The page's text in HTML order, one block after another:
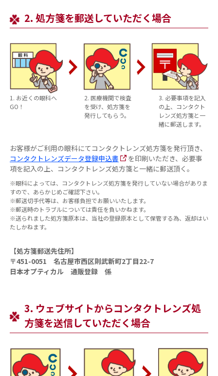
2. 処方箋を郵送していただく場合
1 . お近くの眼科へ
GO！
2. 医療機関で検査
を受け、処方箋を
発行してもらう。
3. 必要事項を記入
の上、コンタクト
レンズ処方箋と一
緒に郵送します。
お客様がご利用の眼科にてコンタクトレンズ処方箋を発行頂き、
コンタクトレンズデータ登録申込書
を印刷いただき、必要事
項を記入の上、コンタクトレンズ処方箋と一緒に郵送頂く。
※眼科によっては、コンタクトレンズ処方箋を発行していない場合がありま
すので、あらかじめご確認下さい。
※郵送切手代等は、お客様負担でお願いいたします。
※郵送時のトラブルについては責任を負いかねます。
※送られました処方箋原本は、当社の登録原本として保管する為、返却はい
たしかねます。
【処方箋郵送先住所】
〒451-0051 名古屋市西区則武新町2丁目22-7
日本オプティカル 通販登録 係
3. ウェブサイトからコンタクトレンズ処
方箋を送信していただく場合